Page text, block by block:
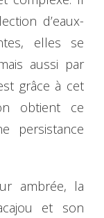
d’eaux-
elles se
aussi par
grâce à cet
obtient ce
persistance
ambrée, la
et son